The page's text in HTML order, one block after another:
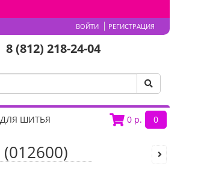
ВОЙТИ РЕГИСТРАЦИЯ
8 (812) 218-24-04
0 р. 0
ШИТЬЯ